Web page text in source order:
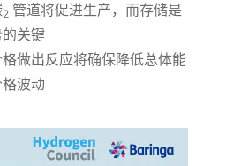
2 管道将促进生产，而存储是
关键
做出反应将确保降低总体能
波动